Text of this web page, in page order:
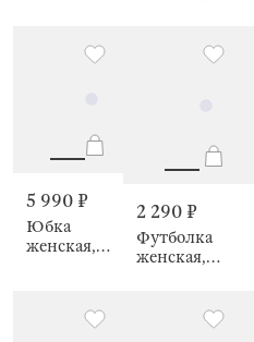
5 990 ₽
Юбка
женская,
2 290 ₽
Футболка
женская,